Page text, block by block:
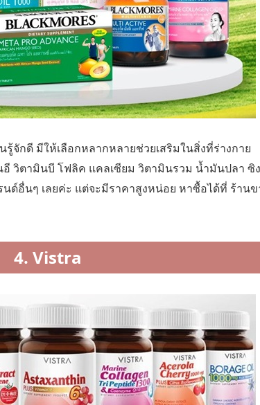
รู้จักดี มีให้เลือกหลากหลายช่วยเสริมในสิ่งที่ร่างกาย
อี วิตามินบี โฟลิค แคลเซียม วิตามินรวม น้ำมันปลา ซิ
ด์อื่นๆ เลยค่ะ แต่จะมีราคาสูงหน่อย หาซื้อได้ที่ ร้านข
4. Vistra